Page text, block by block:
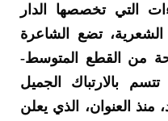
التي تخصصها الدار
الشعرية، تضع الشاعرة
مدى (140) صفحة من القطع المتوسط-
بالارتباك الجميل
العنوان، الذي يعلن